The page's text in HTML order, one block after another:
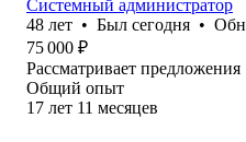
Системный администратор
48 лет • Был сегодня •
75 000 ₽
Рассматривает предложения
Общий опыт
17 лет 11 месяцев